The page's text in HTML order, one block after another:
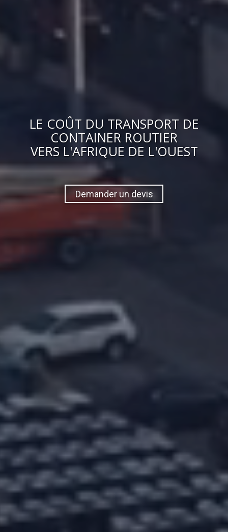
LE COÛT DU TRANSPORT DE
CONTAINER ROUTIER
VERS L'AFRIQUE DE L'OUEST
Demander un devis